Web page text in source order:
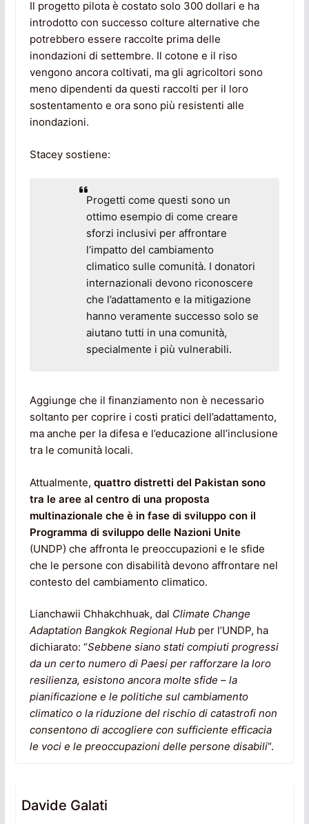
Il progetto pilota è costato solo 300 dollari e ha
introdotto con successo colture alternative che
potrebbero essere raccolte prima delle
inondazioni di settembre. Il cotone e il riso
vengono ancora coltivati, ma gli agricoltori sono
meno dipendenti da questi raccolti per il loro
sostentamento e ora sono più resistenti alle
inondazioni.
Stacey sostiene:
Progetti come questi sono un
ottimo esempio di come creare
sforzi inclusivi per affrontare
l’impatto del cambiamento
climatico sulle comunità. I donatori
internazionali devono riconoscere
che l’adattamento e la mitigazione
hanno veramente successo solo se
aiutano tutti in una comunità,
specialmente i più vulnerabili.
Aggiunge che il finanziamento non è necessario
soltanto per coprire i costi pratici dell’adattamento,
ma anche per la difesa e l’educazione all’inclusione
tra le comunità locali.
Attualmente, quattro distretti del Pakistan sono
tra le aree al centro di una proposta
multinazionale che è in fase di sviluppo con il
Programma di sviluppo delle Nazioni Unite
(UNDP) che affronta le preoccupazioni e le sfide
che le persone con disabilità devono affrontare nel
contesto del cambiamento climatico.
Lianchawii Chhakchhuak, dal Climate Change
Adaptation Bangkok Regional Hubper l’UNDP, ha
dichiarato: “Sebbene siano stati compiuti progressi
da un certo numero di Paesi per rafforzare la loro
resilienza, esistono ancora molte sfide – la
pianificazione e le politiche sul cambiamento
climatico o la riduzione del rischio di catastrofi non
consentono di accogliere con sufficiente efficacia
le voci e le preoccupazioni delle persone disabili“.
Davide Galati